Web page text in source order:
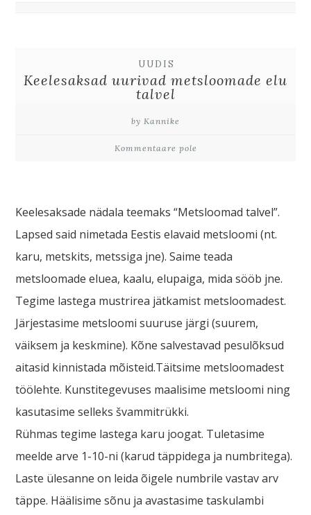
UUDIS
Keelesaksad uurivad metsloomade elu
talvel
by Kannike
Kommentaare pole
Keelesaksade nädala teemaks “Metsloomad talvel”.
Lapsed said nimetada Eestis elavaid metsloomi (nt.
karu, metskits, metssiga jne). Saime teada
metsloomade eluea, kaalu, elupaiga, mida sööb jne.
Tegime lastega mustrirea jätkamist metsloomadest.
Järjestasime metsloomi suuruse järgi (suurem,
väiksem ja keskmine). Kõne salvestavad pesulõksud
aitasid kinnistada mõisteid.Täitsime metsloomadest
töölehte. Kunstitegevuses maalisime metsloomi ning
kasutasime selleks švammitrükki.
Rühmas tegime lastega karu joogat. Tuletasime
meelde arve 1-10-ni (karud täppidega ja numbritega).
Laste ülesanne on leida õigele numbrile vastav arv
täppe. Häälisime sõnu ja avastasime taskulambi